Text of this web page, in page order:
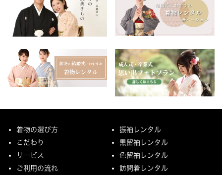
着物の選び方
こだわり
サービス
ご利用の流れ
振袖レンタル
黒留袖レンタル
色留袖レンタル
訪問着レンタル